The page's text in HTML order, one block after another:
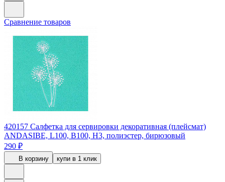
Сравнение товаров
420157 Салфетка для сервировки декоративная (плейсмат)
ANDASIBE, L100, B100, H3, полиэстер, бирюзовый
290 ₽
В корзину купи в 1 клик